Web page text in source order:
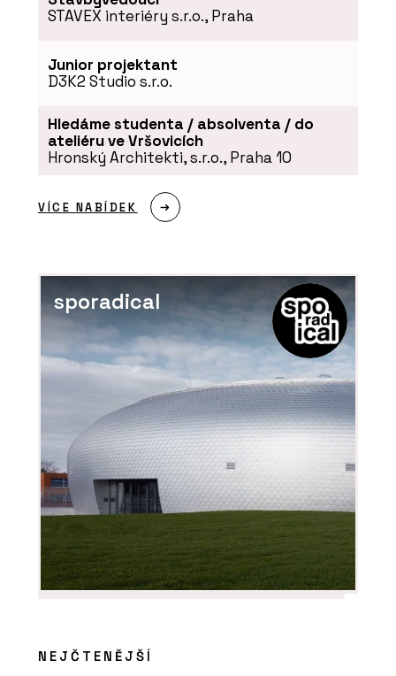
STAVEX interiéry s.r.o., Praha
Junior projektant
D3K2 Studio s.r.o.
Hledáme studenta / absolventa / do
ateliéru ve Vršovicích
Hronský Architekti, s.r.o., Praha 10
VÍCE NABÍDEK
sporadical
NEJČTENĚJŠÍ